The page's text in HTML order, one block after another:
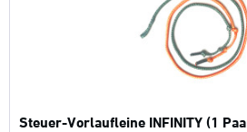
Steuer-Vorlaufleine INFINITY (1